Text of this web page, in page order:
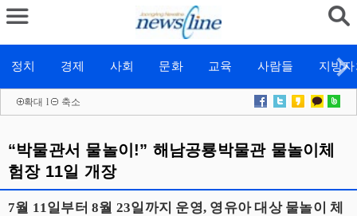
정치 경제 사회 문화 교육 사람들 지방
확대 l 축소
“박물관서 물놀이!” 해남공룡박물관 물놀이체
험장 11일 개장
7월 11일부터 8월 23일까지 운영, 영유아 대상 물놀이 체